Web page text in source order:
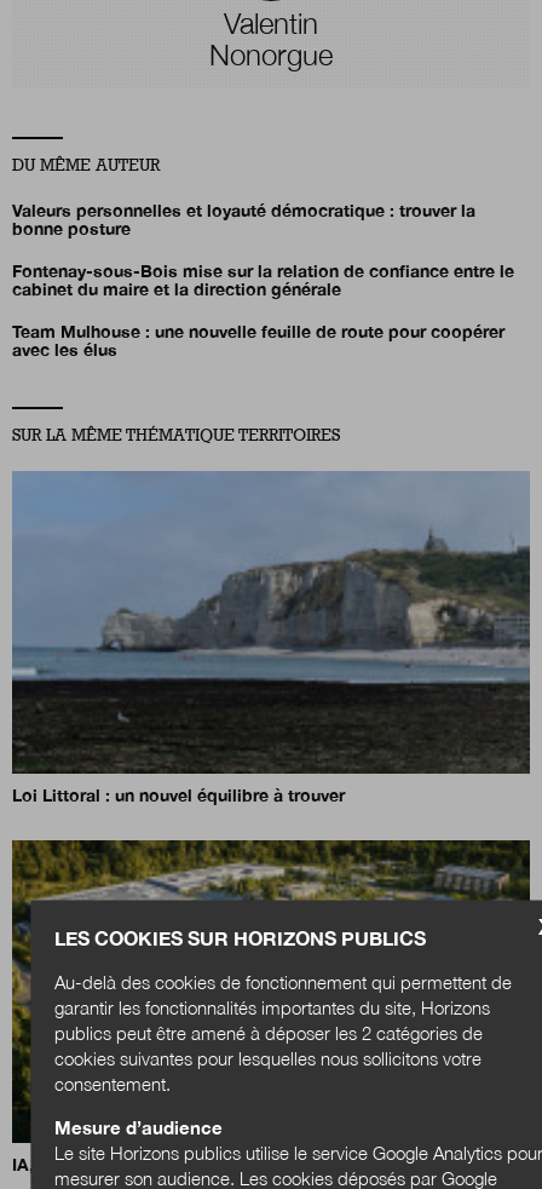
Valentin
Nonorgue
DU MÊME AUTEUR
Valeurs personnelles et loyauté démocratique : trouver la
bonne posture
Fontenay-sous-Bois mise sur la relation de confiance entre le
cabinet du maire et la direction générale
Team Mulhouse : une nouvelle feuille de route pour coopérer
avec les élus
SUR LA MÊME THÉMATIQUE TERRITOIRES
Loi Littoral : un nouvel équilibre à trouver
IA, data centers et territoires : quels choix pour demain ?
LES COOKIES SUR HORIZONS PUBLICS
Au-delà des cookies de fonctionnement qui permettent de
garantir les fonctionnalités importantes du site, Horizons
publics peut être amené à déposer les 2 catégories de
cookies suivantes pour lesquelles nous sollicitons votre
consentement.
Mesure d’audience
Le site Horizons publics utilise le service Google Analytics pour
mesurer son audience. Les cookies déposés par Google